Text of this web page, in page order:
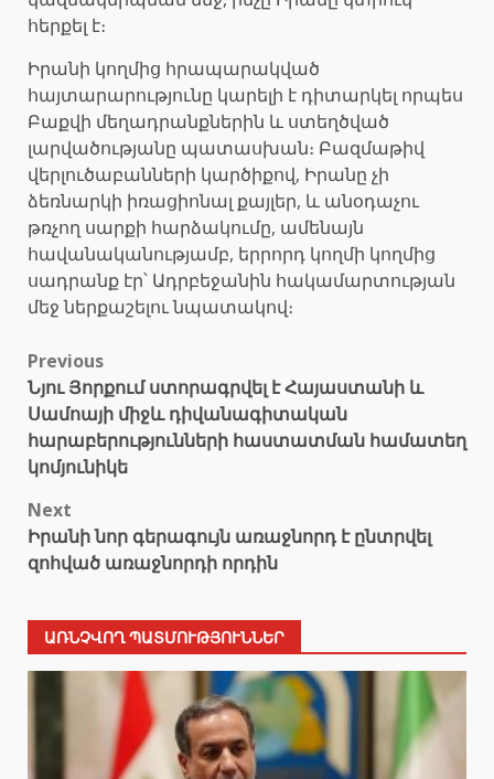
հերքել է։
Իրանի կողմից հրապարակված
հայտարարությունը կարելի է դիտարկել որպես
Բաքվի մեղադրանքներին և ստեղծված
լարվածությանը պատասխան։ Բազմաթիվ
վերլուծաբանների կարծիքով, Իրանը չի
ձեռնարկի իռացիոնալ քայլեր, և անօդաչու
թռչող սարքի հարձակումը, ամենայն
հավանականությամբ, երրորդ կողմի կողմից
սադրանք էր՝ Ադրբեջանին հակամարտության
մեջ ներքաշելու նպատակով։
Post
navigation
Previous
Նյու Յորքում ստորագրվել է Հայաստանի և
Սամոայի միջև դիվանագիտական
հարաբերությունների հաստատման համատեղ
կոմյունիկե
Next
Իրանի նոր գերագույն առաջնորդ է ընտրվել
զոհված առաջնորդի որդին
ԱՌՆՉՎՈՂ ՊԱՏՄՈՒԹՅՈՒՆՆԵՐ